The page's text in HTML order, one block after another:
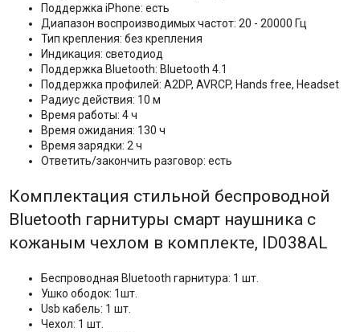
Поддержка iPhone: есть
Диапазон воспроизводимых частот: 20 - 20000 Гц
Тип крепления: без крепления
Индикация: светодиод
Поддержка Bluetooth: Bluetooth 4.1
Поддержка профилей: A2DP, AVRCP, Hands free, Headset
Радиус действия: 10 м
Время работы: 4 ч
Время ожидания: 130 ч
Время зарядки: 2 ч
Ответить/закончить разговор: есть
Комплектация стильной беспроводной
Bluetooth гарнитуры смарт наушника с
кожаным чехлом в комплекте, ID038AL
Беспроводная Bluetooth гарнитура: 1 шт.
Ушко ободок: 1шт.
Usb кабель: 1 шт.
Чехол: 1 шт.